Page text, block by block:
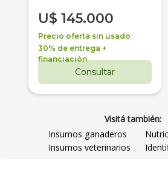
U$ 145.000
Precio oferta sin usado
30% de entrega +
financiación
Consultar
Visitá también:
Insumos ganaderos
Insumos veterinarios